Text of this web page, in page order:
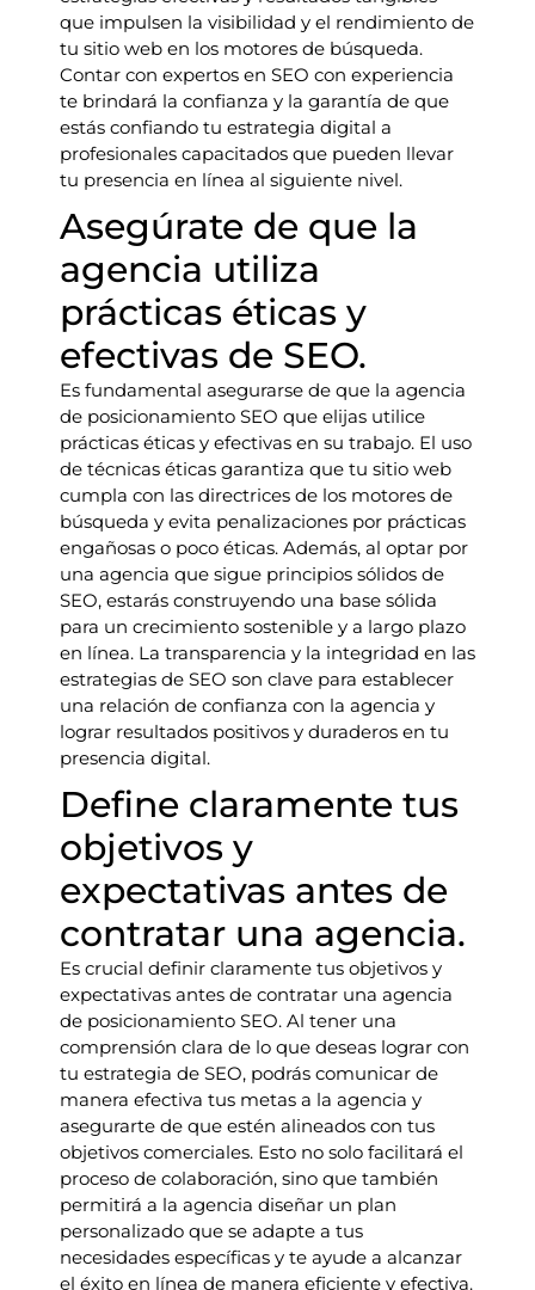
que impulsen la visibilidad y el rendimiento de
tu sitio web en los motores de búsqueda.
Contar con expertos en SEO con experiencia
te brindará la confianza y la garantía de que
estás confiando tu estrategia digital a
profesionales capacitados que pueden llevar
tu presencia en línea al siguiente nivel.
Asegúrate de que la
agencia utiliza
prácticas éticas y
efectivas de SEO.
Es fundamental asegurarse de que la agencia
de posicionamiento SEO que elijas utilice
prácticas éticas y efectivas en su trabajo. El uso
de técnicas éticas garantiza que tu sitio web
cumpla con las directrices de los motores de
búsqueda y evita penalizaciones por prácticas
engañosas o poco éticas. Además, al optar por
una agencia que sigue principios sólidos de
SEO, estarás construyendo una base sólida
para un crecimiento sostenible y a largo plazo
en línea. La transparencia y la integridad en las
estrategias de SEO son clave para establecer
una relación de confianza con la agencia y
lograr resultados positivos y duraderos en tu
presencia digital.
Define claramente tus
objetivos y
expectativas antes de
contratar una agencia.
Es crucial definir claramente tus objetivos y
expectativas antes de contratar una agencia
de posicionamiento SEO. Al tener una
comprensión clara de lo que deseas lograr con
tu estrategia de SEO, podrás comunicar de
manera efectiva tus metas a la agencia y
asegurarte de que estén alineados con tus
objetivos comerciales. Esto no solo facilitará el
proceso de colaboración, sino que también
permitirá a la agencia diseñar un plan
personalizado que se adapte a tus
necesidades específicas y te ayude a alcanzar
el éxito en línea de manera eficiente y efectiva.